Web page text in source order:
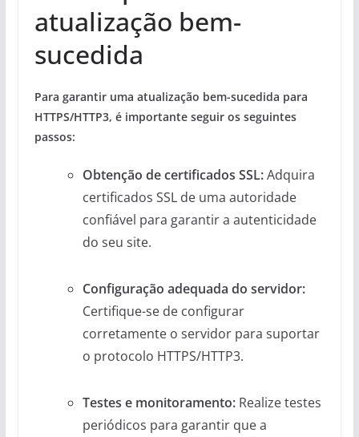
atualização bem-
sucedida
Para garantir uma atualização bem-sucedida para
HTTPS/HTTP3, é importante seguir os seguintes
passos:
Obtenção de certificados SSL:Adquira
certificados SSL de uma autoridade
confiável para garantir a autenticidade
do seu site.
Configuração adequada do servidor:
Certifique-se de configurar
corretamente o servidor para suportar
o protocolo HTTPS/HTTP3.
Testes e monitoramento:Realize testes
periódicos para garantir que a